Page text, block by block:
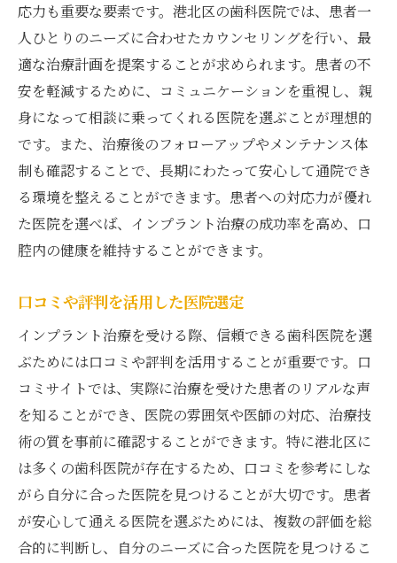
応力も重要な要素です。港北区の歯科医院では、患者一
人ひとりのニーズに合わせたカウンセリングを行い、最
適な治療計画を提案することが求められます。患者の不
安を軽減するために、コミュニケーションを重視し、親
身になって相談に乗ってくれる医院を選ぶことが理想的
です。また、治療後のフォローアップやメンテナンス体
制も確認することで、長期にわたって安心して通院でき
る環境を整えることができます。患者への対応力が優れ
た医院を選べば、インプラント治療の成功率を高め、口
腔内の健康を維持することができます。
口コミや評判を活用した医院選定
インプラント治療を受ける際、信頼できる歯科医院を選
ぶためには口コミや評判を活用することが重要です。口
コミサイトでは、実際に治療を受けた患者のリアルな声
を知ることができ、医院の雰囲気や医師の対応、治療技
術の質を事前に確認することができます。特に港北区に
は多くの歯科医院が存在するため、口コミを参考にしな
がら自分に合った医院を見つけることが大切です。患者
が安心して通える医院を選ぶためには、複数の評価を総
合的に判断し、自分のニーズに合った医院を見つけるこ